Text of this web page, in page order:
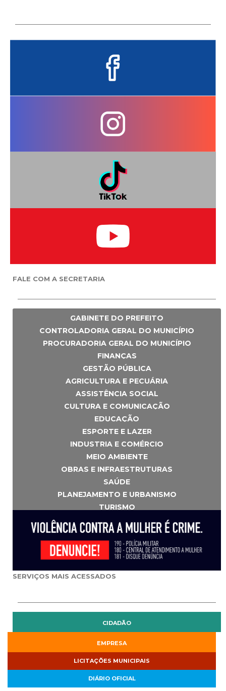
Visita Deputado Moacyr Fadel
FALE COM A SECRETARIA
GABINETE DO PREFEITO
CONTROLADORIA GERAL DO MUNICÍPIO
PROCURADORIA GERAL DO MUNICÍPIO
FINANÇAS
GESTÃO PÚBLICA
AGRICULTURA E PECUÁRIA
ASSISTÊNCIA SOCIAL
CULTURA E COMUNICAÇÃO
EDUCAÇÃO
ESPORTE E LAZER
INDUSTRIA E COMÉRCIO
MEIO AMBIENTE
OBRAS E INFRAESTRUTURAS
SAÚDE
PLANEJAMENTO E URBANISMO
TURISMO
SERVIÇOS MAIS ACESSADOS
CIDADÃO
EMPRESA
LICITAÇÕES MUNICIPAIS
DIÁRIO OFICIAL